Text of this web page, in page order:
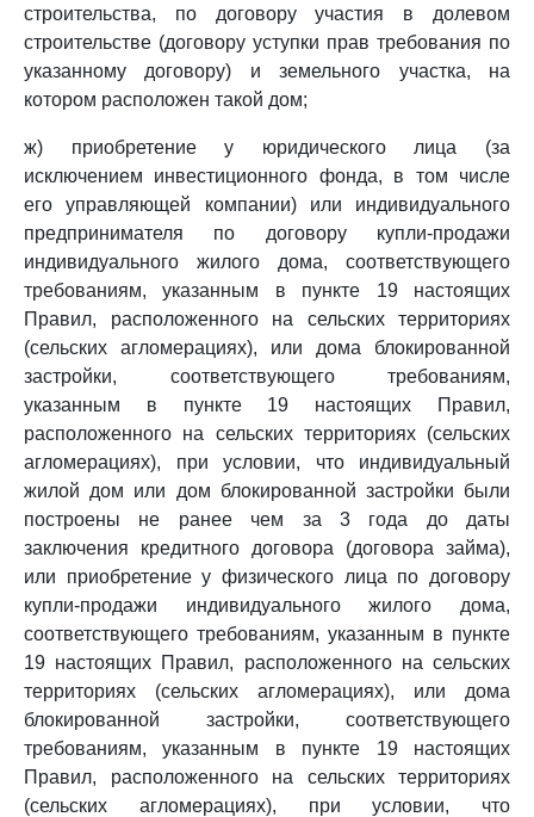
строительства, по договору участия в долевом
строительстве (договору уступки прав требования по
указанному договору) и земельного участка, на
котором расположен такой дом;
ж) приобретение у юридического лица (за
исключением инвестиционного фонда, в том числе
его управляющей компании) или индивидуального
предпринимателя по договору купли-продажи
индивидуального жилого дома, соответствующего
требованиям, указанным в пункте 19 настоящих
Правил, расположенного на сельских территориях
(сельских агломерациях), или дома блокированной
застройки, соответствующего требованиям,
указанным в пункте 19 настоящих Правил,
расположенного на сельских территориях (сельских
агломерациях), при условии, что индивидуальный
жилой дом или дом блокированной застройки были
построены не ранее чем за 3 года до даты
заключения кредитного договора (договора займа),
или приобретение у физического лица по договору
купли-продажи индивидуального жилого дома,
соответствующего требованиям, указанным в пункте
19 настоящих Правил, расположенного на сельских
территориях (сельских агломерациях), или дома
блокированной застройки, соответствующего
требованиям, указанным в пункте 19 настоящих
Правил, расположенного на сельских территориях
(сельских агломерациях), при условии, что